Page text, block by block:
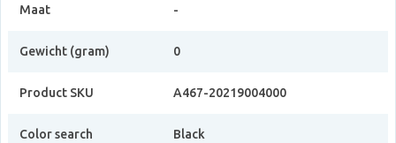
Maat -
Gewicht (gram) 0
Product SKU A467-20219004000
Color search Black